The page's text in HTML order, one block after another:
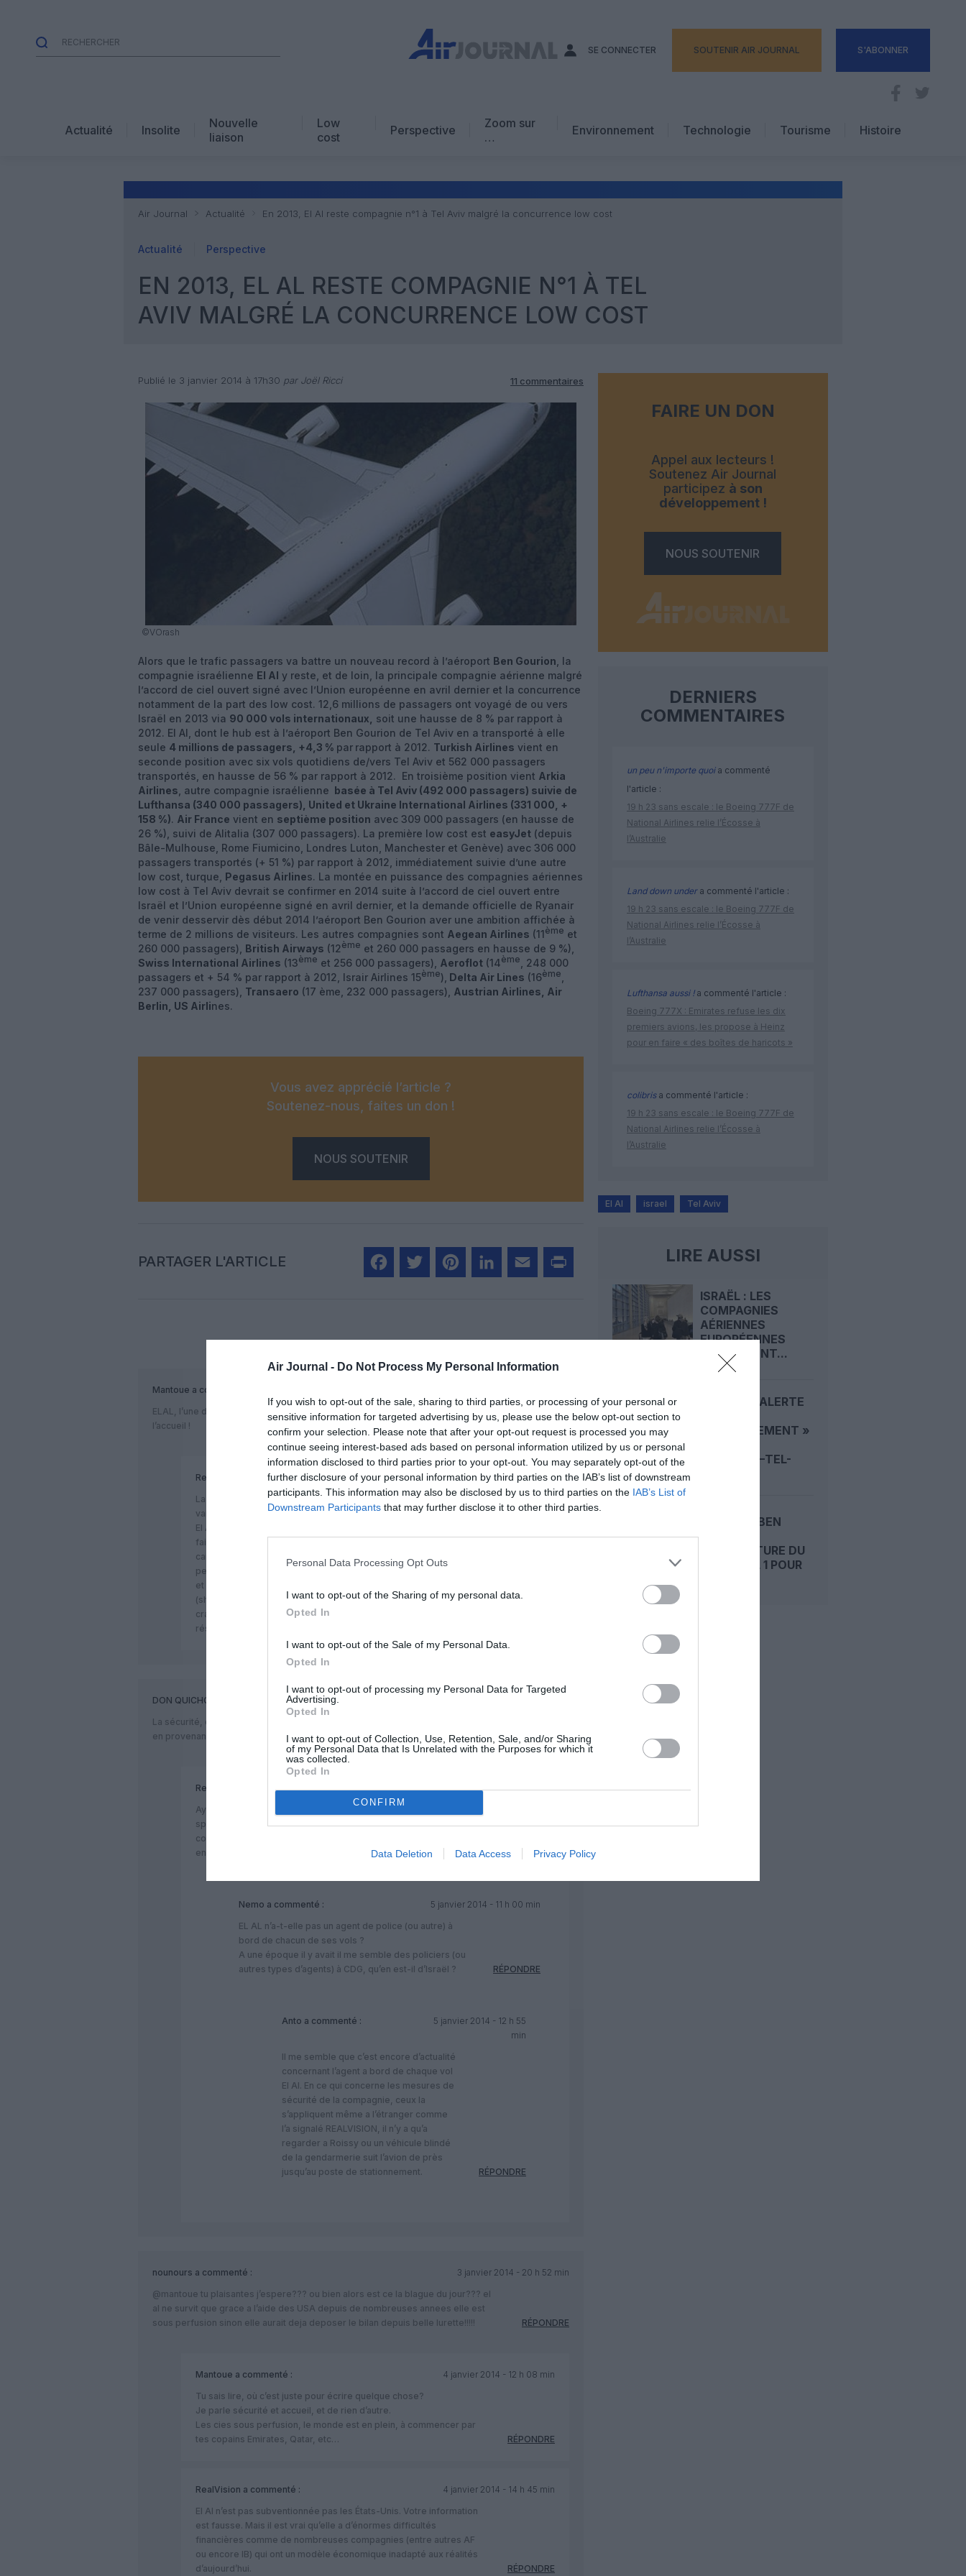
Air Journal - Do Not Process My Personal Information
If you wish to opt-out of the sale, sharing to third parties, or processing of your personal or
sensitive information for targeted advertising by us, please use the below opt-out section to
confirm your selection. Please note that after your opt-out request is processed you may
continue seeing interest-based ads based on personal information utilized by us or personal
information disclosed to third parties prior to your opt-out. You may separately opt-out of the
further disclosure of your personal information by third parties on the IAB’s list of downstream
participants. This information may also be disclosed by us to third parties on the IAB’s List of
Downstream Participants that may further disclose it to other third parties.
Personal Data Processing Opt Outs
I want to opt-out of the Sharing of my personal data.
Opted In
I want to opt-out of the Sale of my Personal Data.
Opted In
I want to opt-out of processing my Personal Data for Targeted
Advertising.
Opted In
I want to opt-out of Collection, Use, Retention, Sale, and/or Sharing
of my Personal Data that Is Unrelated with the Purposes for which it
was collected.
Opted In
CONFIRM
Data Deletion Data Access Privacy Policy
SE CONNECTER SOUTENIR AIR JOURNAL S'ABONNER
Actualité Insolite
Nouvelle
liaison
Low
cost
Perspective
Zoom sur
…
Avis d’expert
Environnement Technologie
Tourisme
Hôtellerie
Histoire
Air Journal Actualité En 2013, El Al reste compagnie n°1 à Tel Aviv malgré la concurrence low cost
Actualité Perspective
EN 2013, EL AL RESTE COMPAGNIE N°1 À TEL
AVIV MALGRÉ LA CONCURRENCE LOW COST
Publié le 3 janvier 2014 à 17h30 par Joël Ricci 11 commentaires
©VOrash
Alors que le trafic passagers va battre un nouveau record à l’aéroport Ben Gourion , la
compagnie israélienne El Al y reste, et de loin, la principale compagnie aérienne malgré
l’accord de ciel ouvert signé avec l’Union européenne en avril dernier et la concurrence
notamment de la part des low cost. 12,6 millions de passagers ont voyagé de ou vers
Israël en 2013 via 90 000 vols internationaux,
soit une hausse de 8 % par rapport à
2012. El Al, dont le hub est à l’aéroport Ben Gourion de Tel Aviv en a transporté à elle
seule 4 millions de passagers, +4,3 % par rapport à 2012. Turkish Airlines vient en
seconde position avec six vols quotidiens de/vers Tel Aviv et 562 000 passagers
transportés, en hausse de 56 % par rapport à 2012. En troisième position vient Arkia
Airlines , autre compagnie israélienne basée à Tel Aviv (492 000 passagers) suivie de
Lufthansa (340 000 passagers), United et Ukraine International Airlines (331 000, +
158 %). Air France vient en septième position avec 309 000 passagers (en hausse de
26 %), suivi de Alitalia (307 000 passagers). La première low cost est easyJet (depuis
Bâle-Mulhouse, Rome Fiumicino, Londres Luton, Manchester et Genève) avec 306 000
passagers transportés (+ 51 %) par rapport à 2012, immédiatement suivie d’une autre
low cost, turque, Pegasus Airlines. La montée en puissance des compagnies aériennes
low cost à Tel Aviv devrait se confirmer en 2014 suite à l’accord de ciel ouvert entre
Israël et l’Union européenne signé en avril dernier, et la demande officielle de Ryanair
de venir desservir dès début 2014 l’aéroport Ben Gourion aver une ambition affichée à
terme de 2 millions de visiteurs. Les autres compagnies sont Aegean Airlines (11ème et
260 000 passagers), British Airways (12ème et 260 000 passagers en hausse de 9 %),
Swiss International Airlines (13ème et 256 000 passagers), Aeroflot (14ème
, 248 000
passagers et + 54 % par rapport à 2012, Israir Airlines 15ème), Delta Air Lines (16ème
237 000 passagers), Transaero (17 ème, 232 000 passagers), Austrian Airlines, Air
Berlin, US Airlines.
Vous avez apprécié l’article ?
Soutenez-nous, faites un don !
NOUS SOUTENIR
PARTAGER L'ARTICLE
Mantoue a commenté :
ELAL, l’une des compagnies les plus sûres du monde, avec un super sens de
l’accueil !
RealVision a commenté :
4 janvier 2014 - 14 h 28 min
La sécurité, d’accord. Mais l’accueil n’y est pas du tout. Il est très
variable et souvent mauvais, en particulier pour le personnel au sol.
El Al doit changer en profondeur pour rester en vie, sinon c’est la
faillite garantie. Depuis des années, elle enchaine déficit sur déficit
car incapable d’avoir une stratégie commerciale efficace, un
personnel toujours prêt à faire grève pour garder leurs avantages
et l’immobilisation de ses appareils au moins 60 jours par an
(shabbat + fêtes juives) qui la privent de revenus conséquents. Je
crains un scénario à la Malev, à moins que le gouvernement se
résigne une nouvelle fois à les sauver.
DON QUICHOTTE a commenté :
La sécurité, c’est la priorité n° 1 d’Israël : toutes les compagnies à destination ou
en provenance doivent s’y plier, et pas seulement ELAL.
RÉPONDRE
RealVision a commenté :
4 janvier 2014 - 14 h 39 min
Ayant été plusieurs fois la cible d’attaque, El Al dispose de mesures
spécifiques de sécurité, bien plus strictes que les autres
compagnies. La sécurité est vraiment la priorité d’El Al que ce soit
en Israël ou à l’étranger.
RÉPONDRE
Nemo a commenté :
5 janvier 2014 - 11 h 00 min
EL AL n’a-t-elle pas un agent de police (ou autre) à
bord de chacun de ses vols ?
A une époque il y avait il me semble des policiers (ou
autres types d’agents) à CDG, qu’en est-il d’Israël ?
RÉPONDRE
Anto a commenté :
5 janvier 2014 - 12 h 55
min
Il me semble que c’est encore d’actualité
concernant l’agent a bord de chaque vol
El Al. En ce qui concerne les mesures de
sécurité de la compagnie, ceux la
s’appliquent même a l’étranger comme
l’a signalé REALVISION, il n’y a qu’a
regarder a Roissy ou un véhicule blindé
de la gendarmerie suit l’avion de près
jusqu’au poste de stationnement.
RÉPONDRE
nounours a commenté :
3 janvier 2014 - 20 h 52 min
@mantoue tu plaisantes j’espere??? ou bien alors est ce la blague du jour??? el
al ne survit que grace a l’aide des USA depuis de nombreuses annees elle est
sous perfusion sinon elle aurait deja deposer le bilan depuis belle lurette!!!!!
RÉPONDRE
Mantoue a commenté :
4 janvier 2014 - 12 h 08 min
Tu sais lire, où c’est juste pour écrire quelque chose?
Je parle sécurité et accueil, et de rien d’autre.
Les cies sous perfusion, le monde est en plein, à commencer par
tes copains Emirates, Qatar, etc…
RÉPONDRE
RealVision a commenté :
4 janvier 2014 - 14 h 45 min
El Al n’est pas subventionnée pas les États-Unis. Votre information
est fausse. Mais il est vrai qu’elle a d’énormes difficultés
financières comme de nombreuses compagnies (entre autres AF
ou encore IB) qui ont un modèle économique inadapté aux réalités
d’aujourd’hui.
RÉPONDRE
FAIRE UN DON
Appel aux lecteurs !
Soutenez Air Journal
participez à son
développement !
NOUS SOUTENIR
DERNIERS
COMMENTAIRES
un peu n'importe quoia commenté
l'article :
19 h 23 sans escale : le Boeing 777F de
National Airlines relie l’Écosse à
l’Australie
Land down undera commenté l'article :
19 h 23 sans escale : le Boeing 777F de
National Airlines relie l’Écosse à
l’Australie
Lufthansa aussi !a commenté l'article :
Boeing 777X : Emirates refuse les dix
premiers avions, les propose à Heinz
pour en faire « des boîtes de haricots »
colibrisa commenté l'article :
19 h 23 sans escale : le Boeing 777F de
National Airlines relie l’Écosse à
l’Australie
El Al israel Tel Aviv
LIRE AUSSI
ISRAËL : LES
COMPAGNIES
AÉRIENNES
EUROPÉENNES
REPRENNENT...
« FAUSSE ALERTE
DÉTOURNEMENT »
VARSOVIE–TEL-
TEL AVIV-BEN
RÉOUVERTURE DU
TERMINAL 1 POUR